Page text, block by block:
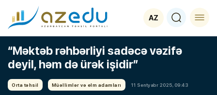
AZ
“Məktəb rəhbərliyi sadəcə vəzifə
deyil, həm də ürək işidir”
Orta təhsil Müəllimlər və elm adamları 11 Sentyabr 2025, 09:43